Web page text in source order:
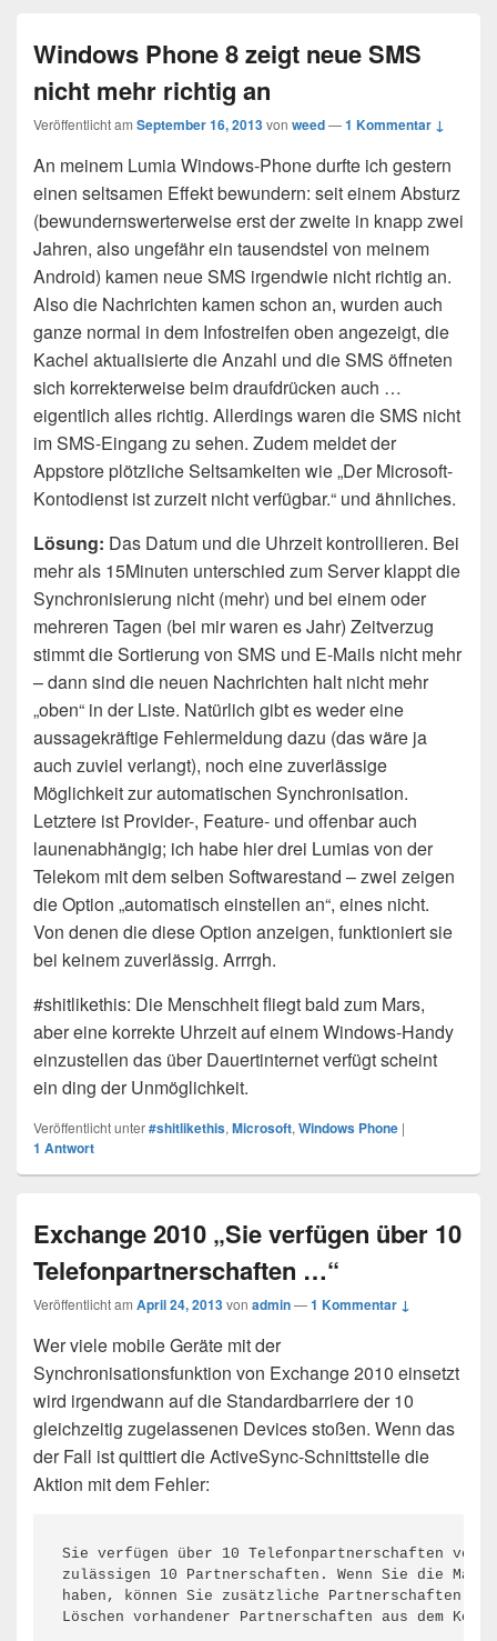
Windows Phone 8 zeigt neue SMS
nicht mehr richtig an
Veröffentlicht am September 16, 2013von weed—1 Kommentar ↓
An meinem Lumia Windows-Phone durfte ich gestern
einen seltsamen Effekt bewundern: seit einem Absturz
(bewundernswerterweise erst der zweite in knapp zwei
Jahren, also ungefähr ein tausendstel von meinem
Android) kamen neue SMS irgendwie nicht richtig an.
Also die Nachrichten kamen schon an, wurden auch
ganze normal in dem Infostreifen oben angezeigt, die
Kachel aktualisierte die Anzahl und die SMS öffneten
sich korrekterweise beim draufdrücken auch …
eigentlich alles richtig. Allerdings waren die SMS nicht
im SMS-Eingang zu sehen. Zudem meldet der
Appstore plötzliche Seltsamkeiten wie „Der Microsoft-
Kontodienst ist zurzeit nicht verfügbar.“ und ähnliches.
Lösung: Das Datum und die Uhrzeit kontrollieren. Bei
mehr als 15Minuten unterschied zum Server klappt die
Synchronisierung nicht (mehr) und bei einem oder
mehreren Tagen (bei mir waren es Jahr) Zeitverzug
stimmt die Sortierung von SMS und E-Mails nicht mehr
– dann sind die neuen Nachrichten halt nicht mehr
„oben“ in der Liste. Natürlich gibt es weder eine
aussagekräftige Fehlermeldung dazu (das wäre ja
auch zuviel verlangt), noch eine zuverlässige
Möglichkeit zur automatischen Synchronisation.
Letztere ist Provider-, Feature- und offenbar auch
launenabhängig; ich habe hier drei Lumias von der
Telekom mit dem selben Softwarestand – zwei zeigen
die Option „automatisch einstellen an“, eines nicht.
Von denen die diese Option anzeigen, funktioniert sie
bei keinem zuverlässig. Arrrgh.
#shitlikethis: Die Menschheit fliegt bald zum Mars,
aber eine korrekte Uhrzeit auf einem Windows-Handy
einzustellen das über Dauertinternet verfügt scheint
ein ding der Unmöglichkeit.
Veröffentlicht unter#shitlikethis,Microsoft,Windows Phone |
1 Antwort
Exchange 2010 „Sie verfügen über 10
Telefonpartnerschaften …“
Veröffentlicht am April 24, 2013von admin—1 Kommentar ↓
Wer viele mobile Geräte mit der
Synchronisationsfunktion von Exchange 2010 einsetzt
wird irgendwann auf die Standardbarriere der 10
gleichzeitig zugelassenen Devices stoßen. Wenn das
der Fall ist quittiert die ActiveSync-Schnittstelle die
Aktion mit dem Fehler:
Sie verfügen über 10 Telefonpartnerschaften von
zulässigen 10 Partnerschaften. Wenn Sie die
haben, können Sie zusätzliche Partnerschaften
Löschen vorhandener Partnerschaften aus dem